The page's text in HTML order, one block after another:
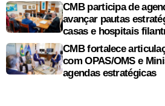
CMB participa de
avançar pautas
casas e hospitais
CMB fortalece
com OPAS/OMS e
agendas estratégicas